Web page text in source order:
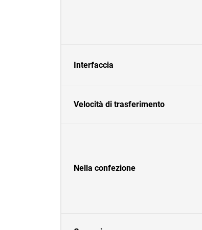
Interfaccia
Velocità di trasferimento
Nella confezione